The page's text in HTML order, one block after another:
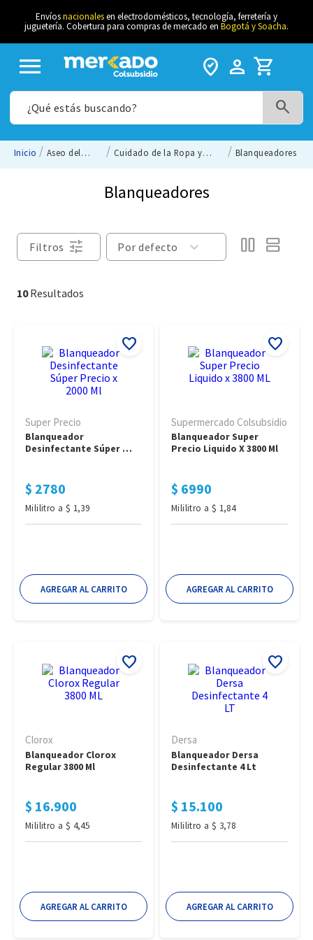
Envíosnacionalesen electrodomésticos, tecnología, ferretería y
juguetería. Cobertura para compras de mercado en Bogotá y Soacha.
menu where_to_vote person_filled shopping_cart
¿Qué estás buscando?
términos más buscados
. shampo
. huevos
desodorante mujer
cafe
Aseo del
Cuidado de la Ropa y
Blanqueadores
Blanqueadores
Filtros tune Por defecto
10
Super Precio
Blanqueador
Desinfectante Súper
$ 2780
Mililitro a $ 1,39
AGREGAR AL CARRITO
Supermercado Colsubsidio
Blanqueador Super
Precio Liquido X 3800 Ml
$ 6990
Mililitro a $ 1,84
AGREGAR AL CARRITO
Clorox
Blanqueador Clorox
Regular 3800 Ml
$ 16.900
Mililitro a $ 4,45
AGREGAR AL CARRITO
Dersa
Blanqueador Dersa
Desinfectante 4 Lt
$ 15.100
Mililitro a $ 3,78
AGREGAR AL CARRITO